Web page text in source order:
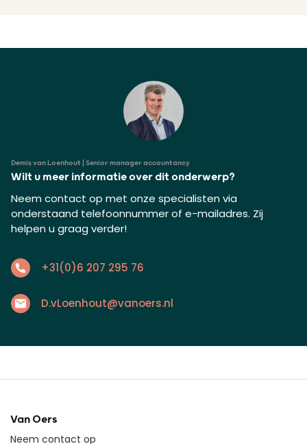
Demis van Loenhout | Senior manager accountancy
Wilt u meer informatie over dit onderwerp?
Neem contact op met onze specialisten via
onderstaand telefoonnummer of e-mailadres. Zij
helpen u graag verder!
+31(0)6 207 295 76
D.vLoenhout@vanoers.nl
Van Oers
Neem contact op